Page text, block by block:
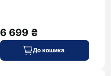
6 699 ₴
До кошика